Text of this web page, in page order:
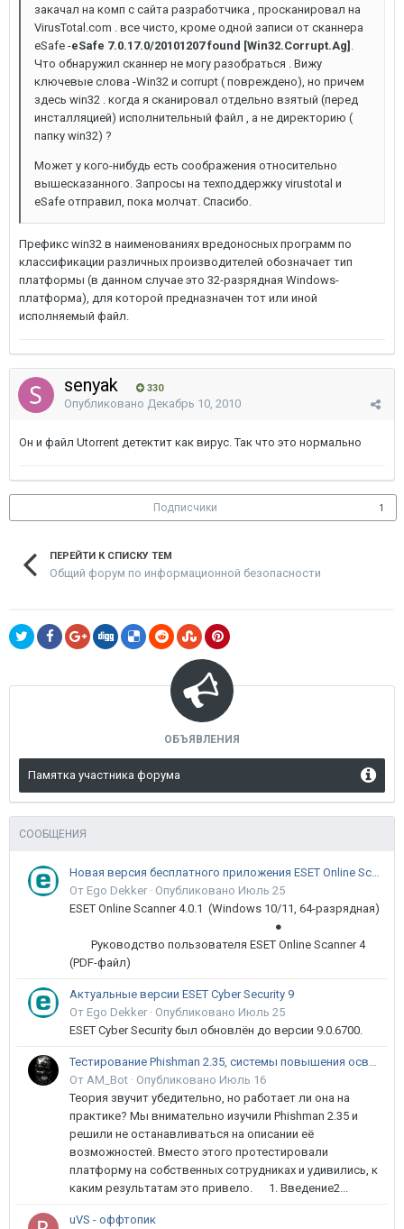
закачал на комп с сайта разработчика , просканировал на
VirusTotal.com . все чисто, кроме одной записи от сканнера
eSafe -eSafe 7.0.17.0/20101207 found [Win32.Corrupt.Ag] .
Что обнаружил сканнер не могу разобраться . Вижу
ключевые слова -Win32 и corrupt ( повреждено), но причем
здесь win32 . когда я сканировал отдельно взятый (перед
инсталляцией) исполнительный файл , а не директорию (
папку win32) ?
Может у кого-нибудь есть соображения относительно
вышесказанного. Запросы на техподдержку virustotal и
eSafe отправил, пока молчат. Спасибо.
Префикс win32 в наименованиях вредоносных программ по
классификации различных производителей обозначает тип
платформы (в данном случае это 32-разрядная Windows-
платформа), для которой предназначен тот или иной
исполняемый файл.
senyak 330
Опубликовано Декабрь 10, 2010
Он и файл Utorrent детектит как вирус. Так что это нормально
Подписчики 1
ПЕРЕЙТИ К СПИСКУ ТЕМ
Общий форум по информационной безопасности
ОБЪЯВЛЕНИЯ
Памятка участника форума
СООБЩЕНИЯ
Новая версия бесплатного приложения ESET Online Scanner доступна пользователям
От Ego Dekker · Опубликовано Июль 25
ESET Online Scanner 4.0.1 (Windows 10/11, 64-разрядная)
●
Руководство пользователя ESET Online Scanner 4
(PDF-файл)
Актуальные версии ESET Cyber Security 9
От Ego Dekker · Опубликовано Июль 25
ESET Cyber Security был обновлён до версии 9.0.6700.
Тестирование Phishman 2.35, системы повышения осведомлённости пользователей в сфере ИБ
От AM_Bot · Опубликовано Июль 16
Теория звучит убедительно, но работает ли она на
практике? Мы внимательно изучили Phishman 2.35 и
решили не останавливаться на описании её
возможностей. Вместо этого протестировали
платформу на собственных сотрудниках и удивились, к
каким результатам это привело. 1. Введение2...
uVS - оффтопик